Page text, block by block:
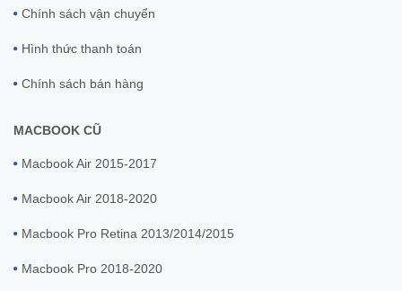
Chính sách vận chuyển
Hình thức thanh toán
Chính sách bán hàng
MACBOOK CŨ
Macbook Air 2015-2017
Macbook Air 2018-2020
Macbook Pro Retina 2013/2014/2015
Macbook Pro 2018-2020